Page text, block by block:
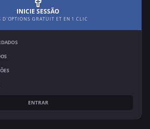
INICIE SESSÃO
D'OPTIONS GRATUIT ET EN 1 CLIC
ENTRAR